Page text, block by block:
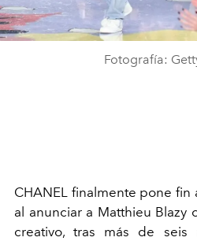
Fotografía:
CHANEL finalmente pone fin
al anunciar a Matthieu Blazy
creativo, tras más de